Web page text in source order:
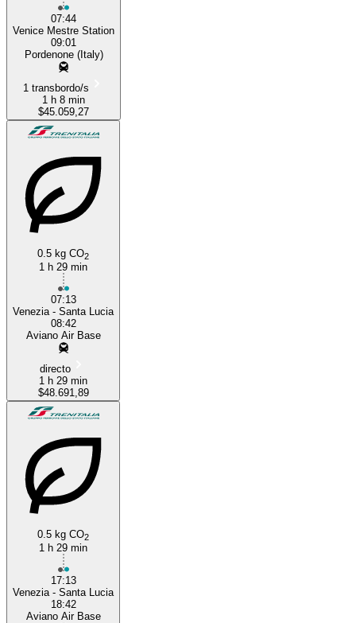
07:44
Venice Mestre Station
09:01
Pordenone (Italy)
1 transbordo/s
1 h 8 min
$45.059,27
0.5 kg CO2
1 h 29 min
07:13
Venezia - Santa Lucia
08:42
Aviano Air Base
directo
1 h 29 min
$48.691,89
0.5 kg CO2
1 h 29 min
17:13
Venezia - Santa Lucia
18:42
Aviano Air Base